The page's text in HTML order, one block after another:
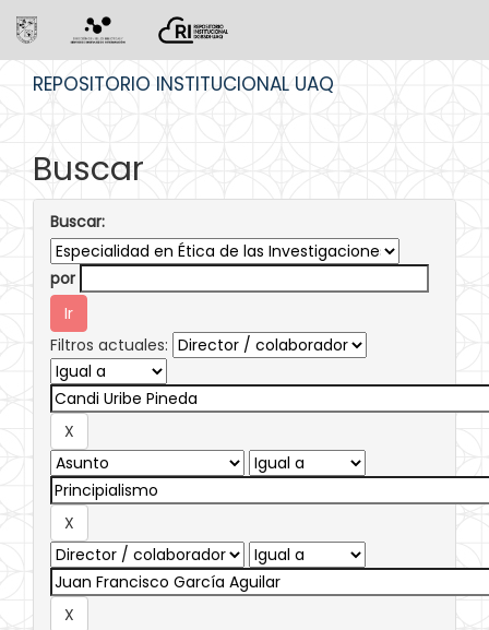
REPOSITORIO INSTITUCIONAL UAQ
Buscar
Buscar:
por
Filtros actuales: